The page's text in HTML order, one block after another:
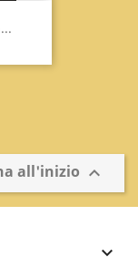
all'inizio 
